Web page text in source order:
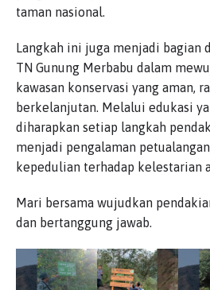
taman nasional.
Langkah ini juga menjadi bagian
TN Gunung Merbabu dalam
kawasan konservasi yang aman,
berkelanjutan. Melalui edukasi
diharapkan setiap langkah
menjadi pengalaman
kepedulian terhadap kelestarian
Mari bersama wujudkan
dan bertanggung jawab.